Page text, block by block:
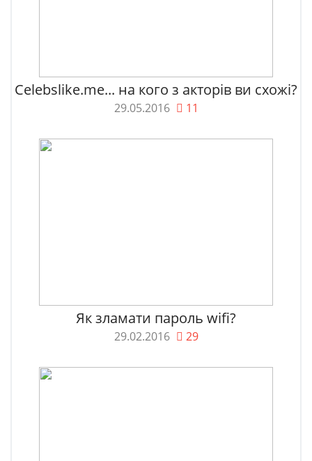
Celebslike.me... на кого з акторів ви схожі?
29.05.2016 11
Як зламати пароль wifi?
29.02.2016 29